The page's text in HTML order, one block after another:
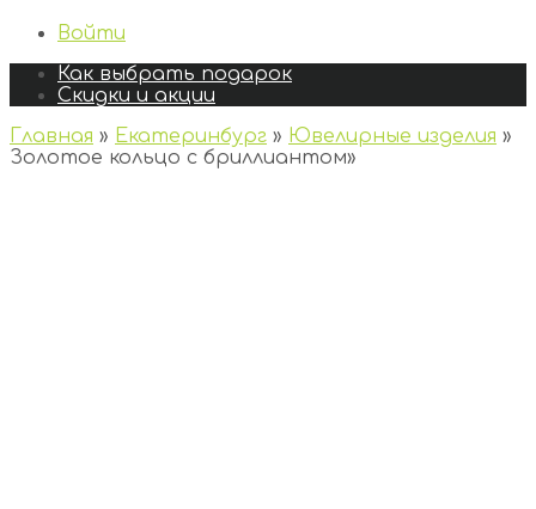
Войти
Как выбрать подарок
Скидки и акции
Главная » Екатеринбург » Ювелирные изделия »
Золотое кольцо с бриллиантом»